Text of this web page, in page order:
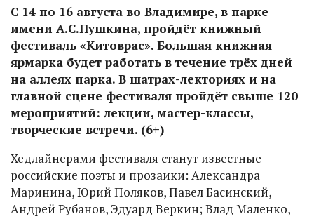
С 14 по 16 августа во Владимире, в парке
имени А.С.Пушкина, пройдёт книжный
фестиваль «Китоврас». Большая книжная
ярмарка будет работать в течение трёх дней
на аллеях парка. В шатрах-лекториях и на
главной сцене фестиваля пройдёт свыше 120
мероприятий: лекции, мастер-классы,
творческие встречи. (6+)
Хедлайнерами фестиваля станут известные
российские поэты и прозаики: Александра
Маринина, Юрий Поляков, Павел Басинский,
Андрей Рубанов, Эдуард Веркин; Влад Маленко,